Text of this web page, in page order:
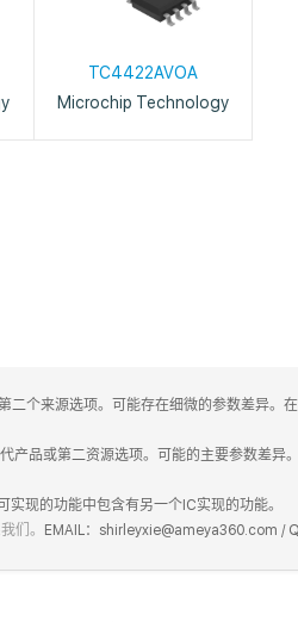
TC4422AVOA
Microchip Technology
二个来源选项。可能存在细微的参数差异。
产品或第二资源选项。可能的主要参数差异
实现的功能中包含有另一个IC实现的功能。
们。
EMAIL：shirleyxie@ameya360.com /